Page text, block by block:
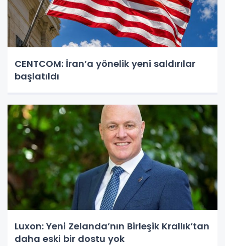
CENTCOM: İran’a yönelik yeni saldırılar
başlatıldı
Luxon: Yeni Zelanda’nın Birleşik Krallık’tan
daha eski bir dostu yok